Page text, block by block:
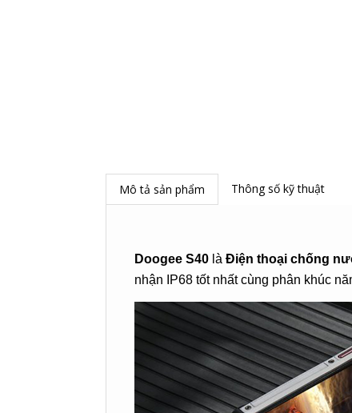
Mô tả sản phẩm Thông số kỹ thuật
Doogee S40 là Điện thoại chống
nhận IP68 tốt nhất cùng phân khúc